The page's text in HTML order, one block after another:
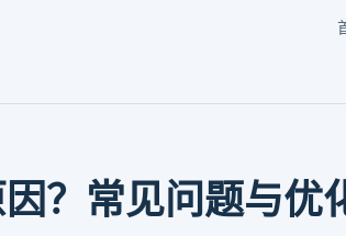
？常见问题与优